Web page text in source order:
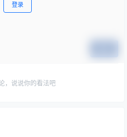
登录
，说说你的看法吧